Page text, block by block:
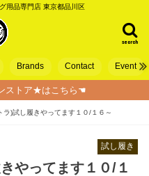
用品専門店 東京都品川区
search
Brands Contact Event
ストア★はこちら☚
ラ)試し履きやってます１０/１６～
試し履き
やってます１０/１